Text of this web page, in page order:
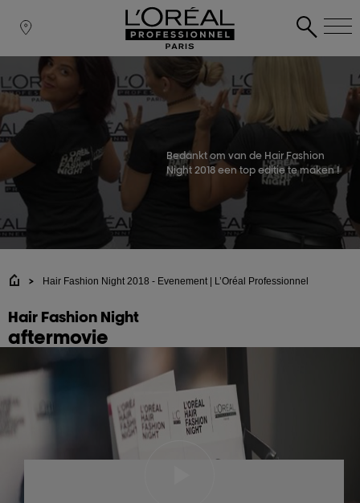
Bedankt om van de Hair Fashion
Night 2018 een top editie te maken !
Hair Fashion Night 2018 - Evenement | L’Oréal Professionnel
Hair Fashion Night
aftermovie